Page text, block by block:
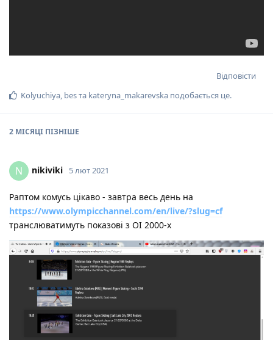
Відповісти
Kolyuchiya, besта kateryna_makarevska подобається це.
2 МІСЯЦІ ПІЗНІШЕ
N nikiviki 5 лют 2021
Раптом комусь цікаво - завтра весь день на
https://www.olympicchannel.com/en/live/?slug=cf
транслюватимуть показові з ОІ 2000-х